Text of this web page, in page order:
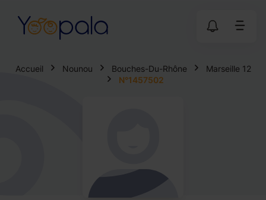
Accueil Nounou Bouches-Du-Rhône
Marseille 12
N°1457502